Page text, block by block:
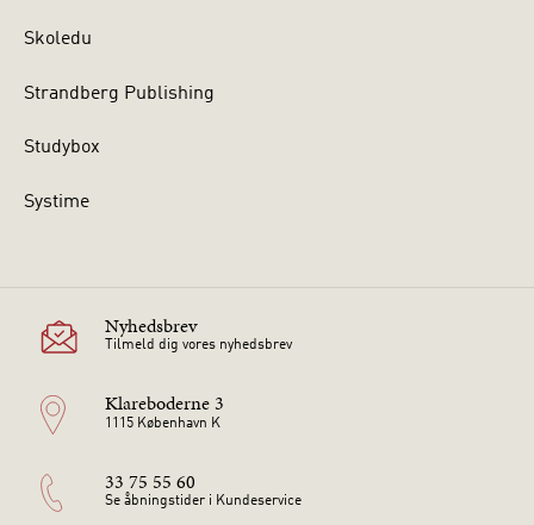
Skoledu
Strandberg Publishing
Studybox
Systime
Nyhedsbrev
Tilmeld dig vores nyhedsbrev
Klareboderne 3
1115 København K
33 75 55 60
Se åbningstider i Kundeservice